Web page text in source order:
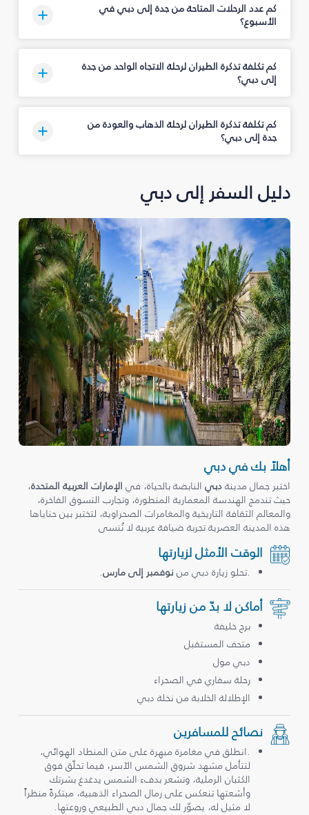
كم عدد الرحلات المتاحة من جدة إلى دبي في
الأسبوع؟
كم تكلفة تذكرة الطيران لرحلة الاتجاه الواحد من جدة
إلى دبي؟
كم تكلفة تذكرة الطيران لرحلة الذهاب والعودة من
جدة إلى دبي؟
دليل السفر إلى دبي
أهلاً بك في دبي
اختبر جمال مدينةدبيالنابضة بالحياة، في الإمارات العربية المتحدة،
حيث تندمج الهندسة المعمارية المتطورة، وتجارب التسوق الفاخرة،
والمعالم الثقافة التاريخية والمغامرات الصحراوية، لتختبر بين حناياها
هذه المدينة العصرية تجربة ضيافة عربية لا تُنسى
الوقت الأمثل لزيارتها
.تحلو زيارة دبي من نوفمبر إلى مارس.
أماكن لا بدّ من زيارتها
برج خليفة
متحف المستقبل
دبي مول
رحلة سفاري في الصحراء
الإطلالة الخلابة من نخلة دبي
نصائح للمسافرين
.انطلق في مغامرة مبهرة على متن المنطاد الهوائي،
لتتأمل مشهد شروق الشمس الآسر، فيما تحلّق فوق
الكثبان الرملية، وتشعر بدفء الشمس يدغدغ بشرتك
وأشعتها تنعكس على رمال الصحراء الذهبية، مبتكرةً منظراً
لا مثيل له، يصوّر لك جمال دبي الطبيعي وروعتها.